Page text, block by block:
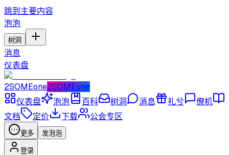
跳到主要内容
泡泡
树洞
消息
仪表盘
2SOMEone2SOMEone
仪表盘
泡泡 百科 树洞 消息 礼兮
僚机
文档
定价 下载 公会专区
更多 发泡泡
登录